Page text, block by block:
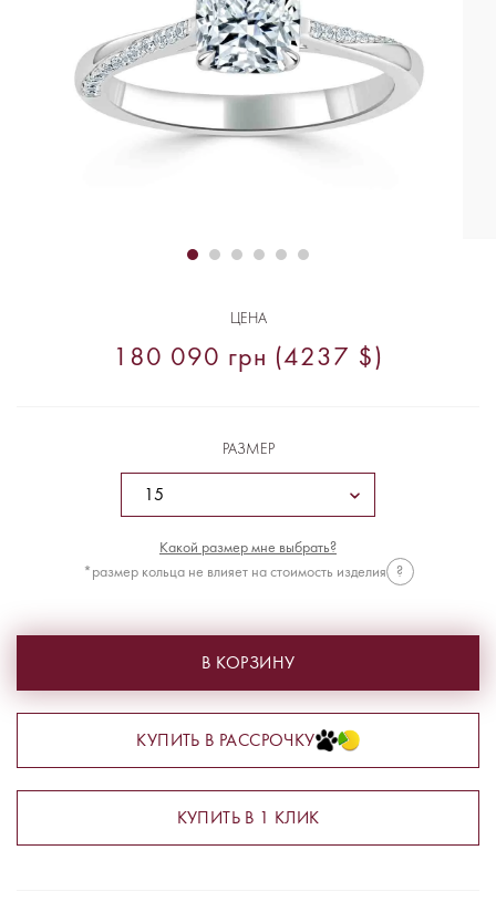
ЦЕНА
180 090 грн (4237 $)
РАЗМЕР
Какой размер мне выбрать?
*размер кольца не влияет на стоимость изделия
?
В КОРЗИНУ
КУПИТЬ В РАССРОЧКУ
КУПИТЬ В 1 КЛИК